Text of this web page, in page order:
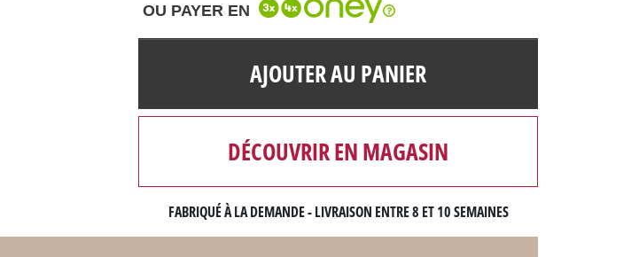
OU PAYER EN
AJOUTER AU PANIER
DÉCOUVRIR EN MAGASIN
FABRIQUÉ À LA DEMANDE - LIVRAISON ENTRE 8 ET 10 SEMAINES